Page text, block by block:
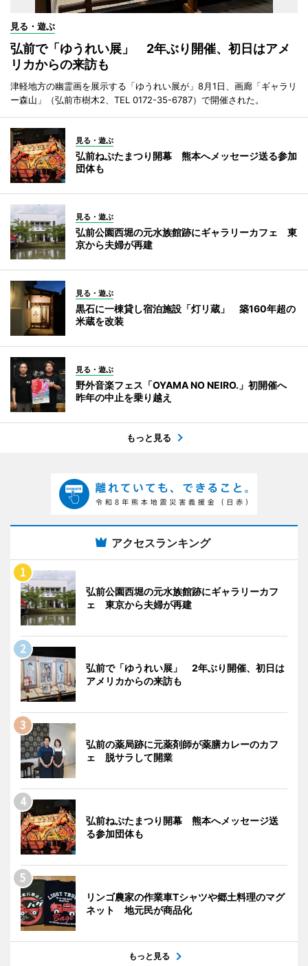
見る・遊ぶ
弘前で「ゆうれい展」 2年ぶり開催、初日はアメ
リカからの来訪も
津軽地方の幽霊画を展示する「ゆうれい展が」8月1日、画廊「ギャラリ
ー森山」（弘前市樹木2、TEL 0172-35-6787）で開催された。
見る・遊ぶ
弘前ねぷたまつり開幕 熊本へメッセージ送る参加
団体も
見る・遊ぶ
弘前公園西堀の元水族館跡にギャラリーカフェ 東
京から夫婦が再建
見る・遊ぶ
黒石に一棟貸し宿泊施設「灯リ蔵」 築160年超の
米蔵を改装
見る・遊ぶ
野外音楽フェス「OYAMA NO NEIRO.」初開催へ
昨年の中止を乗り越え
もっと見る
アクセスランキング
弘前公園西堀の元水族館跡にギャラリーカフ
ェ 東京から夫婦が再建
弘前で「ゆうれい展」 2年ぶり開催、初日は
アメリカからの来訪も
弘前の薬局跡に元薬剤師が薬膳カレーのカフ
ェ 脱サラして開業
弘前ねぷたまつり開幕 熊本へメッセージ送
る参加団体も
リンゴ農家の作業車Tシャツや郷土料理のマグ
ネット 地元民が商品化
もっと見る